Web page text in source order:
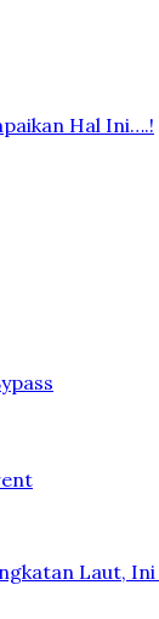
Hal Ini….!
Laut,